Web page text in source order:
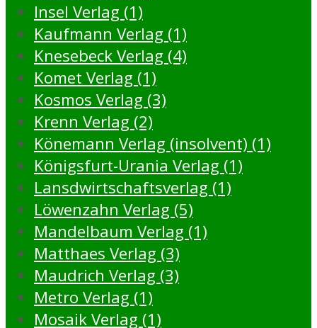
Insel Verlag (1)
Kaufmann Verlag (1)
Knesebeck Verlag (4)
Komet Verlag (1)
Kosmos Verlag (3)
Krenn Verlag (2)
Könemann Verlag (insolvent) (1)
Königsfurt-Urania Verlag (1)
Lansdwirtschaftsverlag (1)
Löwenzahn Verlag (5)
Mandelbaum Verlag (1)
Matthaes Verlag (3)
Maudrich Verlag (3)
Metro Verlag (1)
Mosaik Verlag (1)